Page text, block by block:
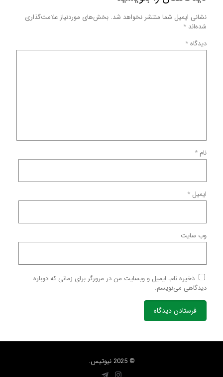
نشانی ایمیل شما منتشر نخواهد شد. بخش‌های موردنیاز علامت‌گذاری
شده‌اند *
دیدگاه*
نام *
ایمیل *
وب‌ سایت
ذخیره نام، ایمیل و وبسایت من در مرورگر برای زمانی که دوباره
دیدگاهی می‌نویسم.
© 2025 نیوتیس.